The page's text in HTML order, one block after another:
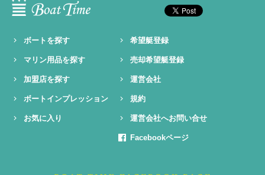
ボートを探す
マリン用品を探す
加盟店を探す
ボートインプレッション
お気に入り
希望艇登録
売却希望艇登録
運営会社
規約
運営会社へお問い合せ
Facebookページ